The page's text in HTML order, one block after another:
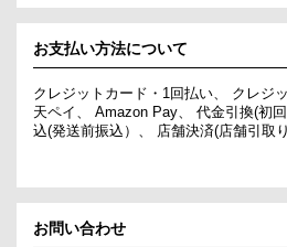
お支払い方法について
クレジットカード・1回払い、 クレジ
天ペイ、 Amazon Pay、 代金引換(初
込(発送前振込）、 店舗決済(店舗引取
お問い合わせ